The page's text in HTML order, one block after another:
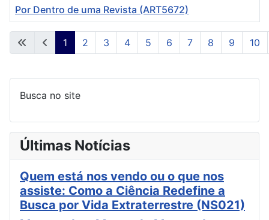
Artigos
Por Dentro de uma Revista (ART5672)
Página 1 de 11
1 2 3 4 5 6 7 8 9 10
Busca no site
Últimas Notícias
Quem está nos vendo ou o que nos
assiste: Como a Ciência Redefine a
Busca por Vida Extraterrestre (NS021)